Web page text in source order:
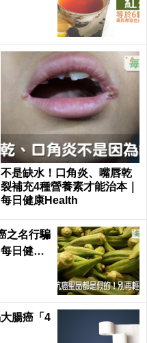
不是缺水！口角炎、嘴唇乾
裂補充4種營養素才能治本｜
每日健康Health
之名行騙
日健康
腸癌「4